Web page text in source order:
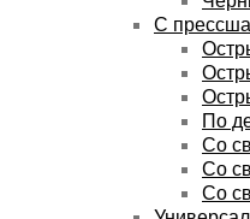
С
По
Со
Со
Со